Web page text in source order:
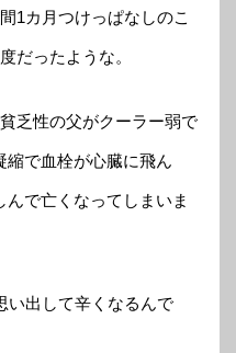
1カ月つけっぱなしのこ
だったような。
乏性の父がクーラー弱で
縮で血栓が心臓に飛ん
で亡くなってしまいま
い出して辛くなるんで